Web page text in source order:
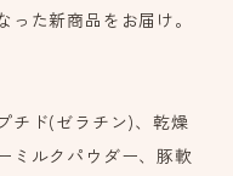
た新商品をお届け。
チド(ゼラチン)、乾燥
ミルクパウダー、豚軟